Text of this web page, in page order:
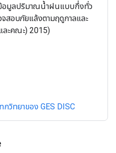
อมูลปริมาณน้ำฝนแบบกึ่งทั่ว
สอบภัยแล้งตามฤดูกาลและ
ละคณะ) 2015)
กวิทยาของ GES DISC